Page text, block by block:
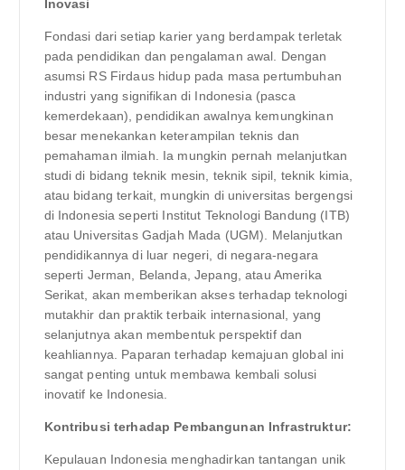
Inovasi
Fondasi dari setiap karier yang berdampak terletak
pada pendidikan dan pengalaman awal. Dengan
asumsi RS Firdaus hidup pada masa pertumbuhan
industri yang signifikan di Indonesia (pasca
kemerdekaan), pendidikan awalnya kemungkinan
besar menekankan keterampilan teknis dan
pemahaman ilmiah. Ia mungkin pernah melanjutkan
studi di bidang teknik mesin, teknik sipil, teknik kimia,
atau bidang terkait, mungkin di universitas bergengsi
di Indonesia seperti Institut Teknologi Bandung (ITB)
atau Universitas Gadjah Mada (UGM). Melanjutkan
pendidikannya di luar negeri, di negara-negara
seperti Jerman, Belanda, Jepang, atau Amerika
Serikat, akan memberikan akses terhadap teknologi
mutakhir dan praktik terbaik internasional, yang
selanjutnya akan membentuk perspektif dan
keahliannya. Paparan terhadap kemajuan global ini
sangat penting untuk membawa kembali solusi
inovatif ke Indonesia.
Kontribusi terhadap Pembangunan Infrastruktur:
Kepulauan Indonesia menghadirkan tantangan unik